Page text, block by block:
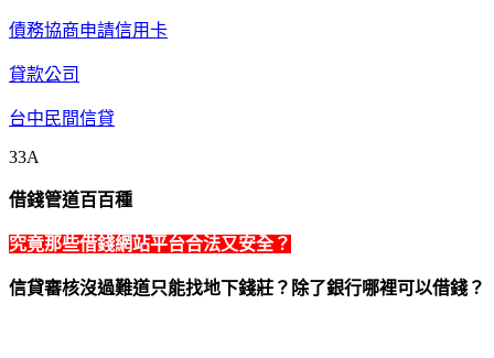
債務協商申請信用卡
貸款公司
台中民間信貸
33A
借錢管道百百種
究竟那些借錢網站平台合法又安全？
信貸審核沒過難道只能找地下錢莊？ 除了銀行哪裡可以借錢？